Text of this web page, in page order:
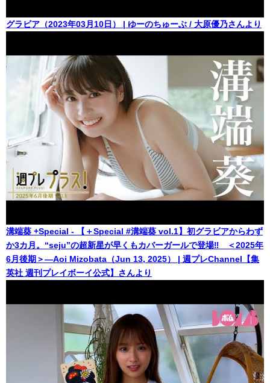
グラビア（2023年03月10日） | ゆーのちゅーぶ / 大原優乃さんより
溝端葵 +Special - 【＋Special #溝端葵 vol.1】初グラビアからわず
か3カ月。“seju”の超新星が早くもカバーガールで登場‼︎ ＜2025年
6月後期＞―Aoi Mizobata（Jun 13, 2025） | 週プレChannel【集
英社 週刊プレイボーイ公式】さんより